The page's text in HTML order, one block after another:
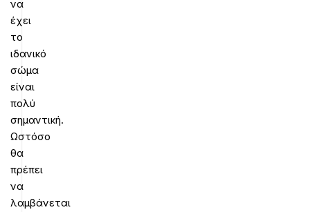
να
έχει
το
ιδανικό
σώμα
είναι
πολύ
σημαντική.
Ωστόσο
θα
πρέπει
να
λαμβάνεται